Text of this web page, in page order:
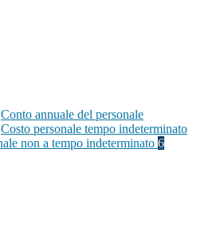
Conto annuale del personale
Costo personale tempo indeterminato
non a tempo indeterminato 6